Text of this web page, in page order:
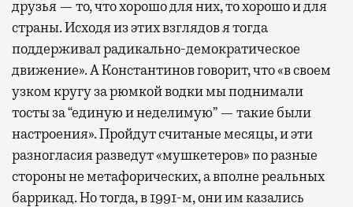
друзья — то, что хорошо для них, то хорошо и для
страны. Исходя из этих взглядов я тогда
поддерживал радикально-демократическое
движение». А Константинов говорит, что «в своем
узком кругу за рюмкой водки мы поднимали
тосты за “единую и неделимую” — такие были
настроения». Пройдут считаные месяцы, и эти
разногласия разведут «мушкетеров» по разные
стороны не метафорических, а вполне реальных
баррикад. Но тогда, в 1991-м, они им казались